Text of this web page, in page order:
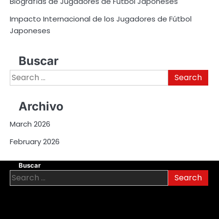
Impacto Internacional de los Jugadores de Fútbol
Japoneses
Buscar
Search
for:
Archivo
March 2026
February 2026
Buscar
Search
for: